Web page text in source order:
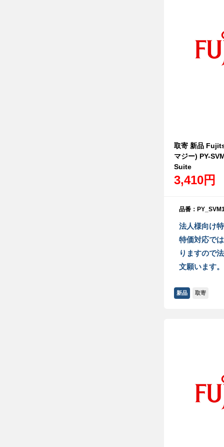
取寄 新品
マジー) PY-
Suite
3,410円
品番：
法人様向け
特価対応で
りますので
文願います。
新品 取寄